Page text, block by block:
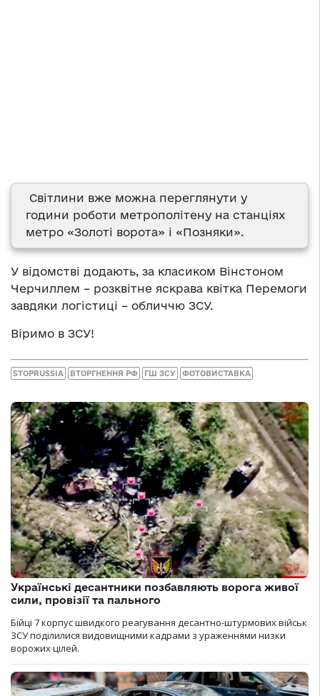
Світлини вже можна переглянути у
години роботи метрополітену на станціях
метро «Золоті ворота» і «Позняки».
У відомстві додають, за класиком Вінстоном
Черчиллем – розквітне яскрава квітка Перемоги
завдяки логістиці – обличчю ЗСУ.
Віримо в ЗСУ!
STOPRUSSIA ВТОРГНЕННЯ РФ ГШ ЗСУ ФОТОВИСТАВКА
Українські десантники позбавляють ворога живої
сили, провізії та пального
Бійці 7 корпус швидкого реагування десантно-штурмових військ
ЗСУ поділилися видовищними кадрами з ураженнями низки
ворожих цілей.